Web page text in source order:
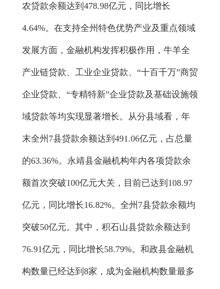
农贷款余额达到478.98亿元，同比增长
4.64%。在支持全州特色优势产业及重点领域
发展方面，金融机构发挥积极作用，牛羊全
产业链贷款、工业企业贷款、“十百千万”商贸
企业贷款、“专精特新”企业贷款及基础设施领
域贷款等均实现显著增长。从分县域看，年
末全州7县贷款余额达到491.06亿元，占总量
的63.36%。永靖县金融机构年内各项贷款余
额首次突破100亿元大关，目前已达到108.97
亿元，同比增长16.82%。全州7县贷款余额均
突破50亿元。其中，积石山县贷款余额达到
76.91亿元，同比增长58.79%。和政县金融机
构数量已经达到8家，成为金融机构数量最多